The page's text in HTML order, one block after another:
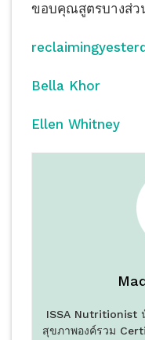
ขอบคุณสูตรบางส่ว
Bella Khor
Ellen Whitney
ISSA Nutritionist
สุขภาพองค์รวม